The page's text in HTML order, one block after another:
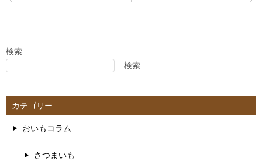
稿
ゲ
ョ
ン
検索
検索
カテゴリー
おいもコラム
さつまいも